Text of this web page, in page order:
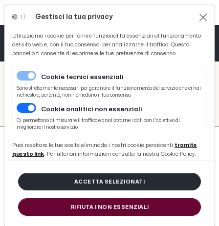
/ Picenotime
/ Calcio
CALCIO
1939 ARTICOLI
Eccellenza, Monticelli messo ko
Gestisci la tua privacy
Utilizziamo i cookie per fornire funzionalità essenziali al funzionamento
del sito web e, con il tuo consenso, per analizzarne il traffico. Questo
pannello ti consente di esprimere le tue preferenze di consenso.
Cookie tecnici essenziali
Sono strettamente necessari per garantire il funzionamento del servizio che ci hai
richiesto e, pertanto, non richiedono il tuo consenso.
Cookie analitici non essenziali
Ci permettono di misurare il traffico e analizzarne i dati con l'obiettivo di
migliorare il nostro servizio.
Puoi resettare le tue scelte eliminado i nostri cookie persistenti tramite
questo link. Per ulteriori informazioni consulta la nostra Cookie Policy.
ACCETTA SELEZIONATI
RIFIUTA I NON ESSENZIALI
Tutto News
Tutto Sport
Basket
Ciclismo
Tutto Curiosità